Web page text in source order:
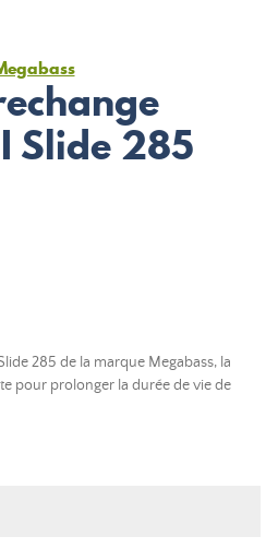
Slide 285
285 de la marque Megabass, la
pour prolonger la durée de vie de